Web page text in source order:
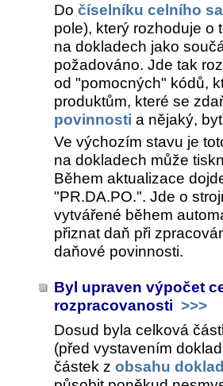
Do číselníku celního
pole), který rozhoduje o
na dokladech jako
požadováno. Jde tak
od "pomocných" kódů,
produktům, které se
povinnosti a nějaký,
Ve výchozím stavu je
na dokladech může
Během aktualizace
"PR.DA.PO.". Jde o
vytvářené během
přiznat daň při
daňové povinnosti.
Byl upraven výpočet
rozpracovanosti >>>
Dosud byla celková
(před vystavením
částek z obsahu